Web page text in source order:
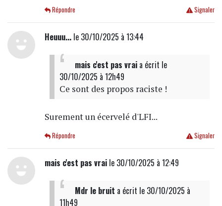
Signaler
Répondre
Heuuu...le 30/10/2025 à 13:44
mais c'est pas vraia écrit le
30/10/2025 à 12h49
Ce sont des propos raciste !
Surement un écervelé d'LFI...
Signaler
Répondre
mais c'est pas vraile 30/10/2025 à 12:49
Mdr le bruit a écrit le 30/10/2025 à
11h49